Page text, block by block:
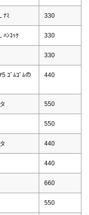
ﾅﾐ 330
ﾊﾝｺｯｸ 330
330
ｺﾞﾑｺﾞﾑの
440
550
550
440
440
660
550